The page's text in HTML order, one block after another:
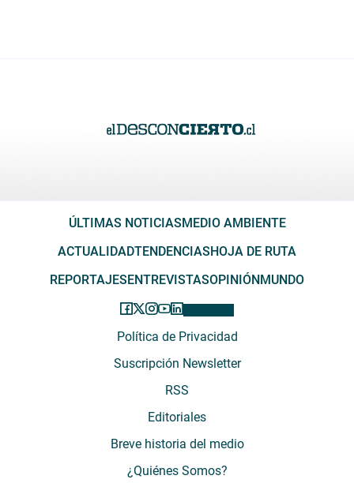
ÚLTIMAS NOTICIASMEDIO AMBIENTE
ACTUALIDADTENDENCIASHOJA DE RUTA
REPORTAJESENTREVISTASOPINIÓNMUNDO
Política de Privacidad
Suscripción Newsletter
RSS
Editoriales
Breve historia del medio
¿Quiénes Somos?